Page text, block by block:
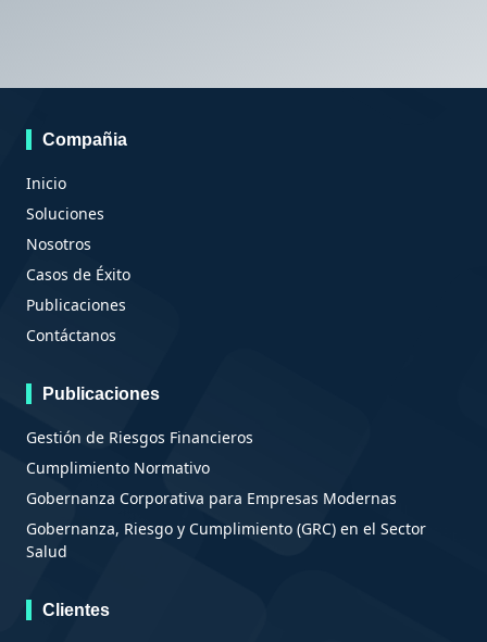
Compañia
Inicio
Soluciones
Nosotros
Casos de Éxito
Publicaciones
Contáctanos
Publicaciones
Gestión de Riesgos Financieros
Cumplimiento Normativo
Gobernanza Corporativa para Empresas Modernas
Gobernanza, Riesgo y Cumplimiento (GRC) en el Sector
Salud
Clientes